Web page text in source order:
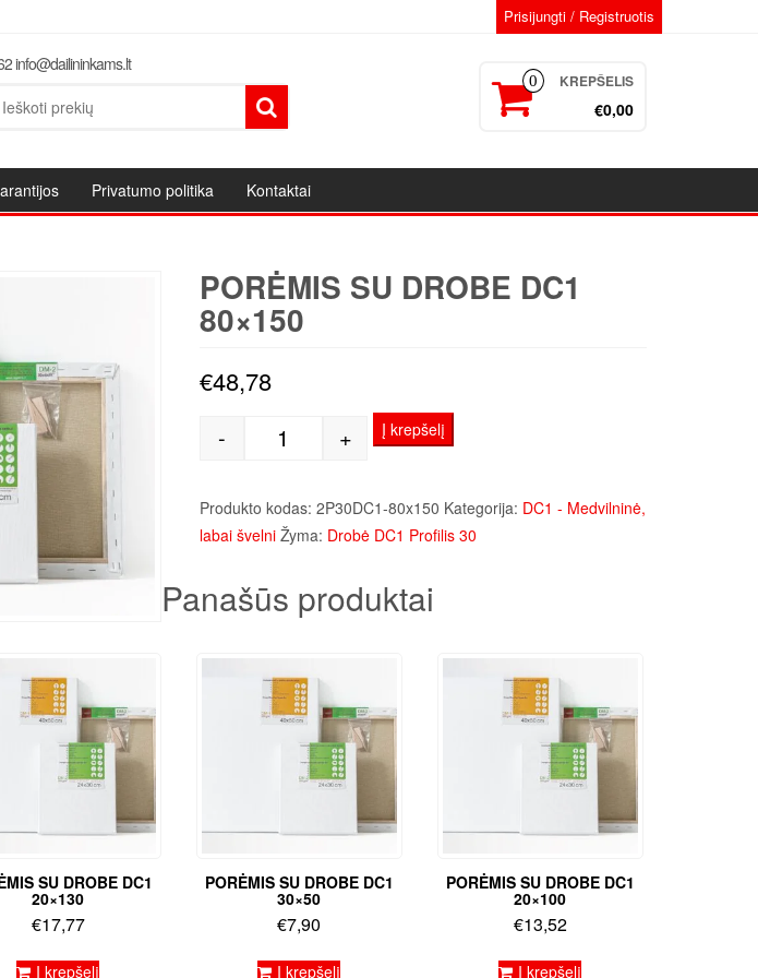
Prisijungti / Registruotis
info@dailininkams.lt
0 KREPŠELIS
€0,00
Privatumo politika Kontaktai
PORĖMIS SU DROBE DC1
80×150
€48,78
produkto kiekis: Porėmis su drobe DC1 80x150
- + Į krepšelį
Produkto kodas: 2P30DC1-80x150 Kategorija: DC1 - Medvilninė,
labai švelni Žyma: Drobė DC1 Profilis 30
Panašūs produktai
SU DROBE DC1
20×130
€17,77
Į krepšelį
PORĖMIS SU DROBE DC1
30×50
€7,90
Į krepšelį
PORĖMIS SU DROBE DC1
20×100
€13,52
Į krepšelį